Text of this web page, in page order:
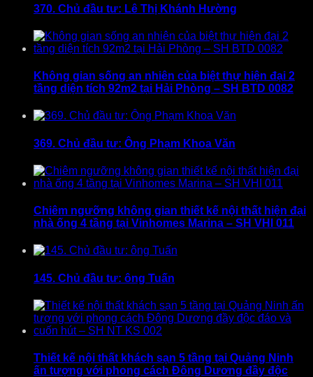
370. Chủ đầu tư: Lê Thị Khánh Hường
Không gian sống an nhiên của biệt thự hiện đại 2
tầng diện tích 92m2 tại Hải Phòng – SH BTD 0082
369. Chủ đầu tư: Ông Phạm Khoa Văn
Chiêm ngưỡng không gian thiết kế nội thất hiện đại
nhà ống 4 tầng tại Vinhomes Marina – SH VHI 011
145. Chủ đầu tư: ông Tuấn
Thiết kế nội thất khách sạn 5 tầng tại Quảng Ninh
ấn tượng với phong cách Đông Dương đầy độc